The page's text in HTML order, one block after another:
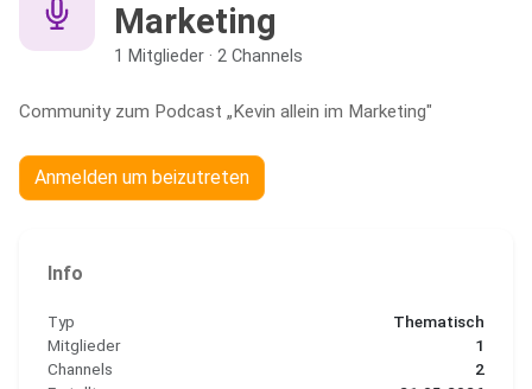
Marketing
1 Mitglieder · 2 Channels
Community zum Podcast „Kevin allein im Marketing"
Anmelden um beizutreten
Info
Typ
Thematisch
Mitglieder
1
Channels
2